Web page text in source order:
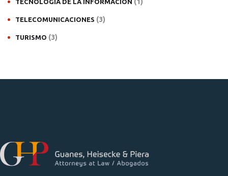
TECNOLOGÍA DE LA INFORMACIÓN (1)
TELECOMUNICACIONES (3)
TURISMO (3)